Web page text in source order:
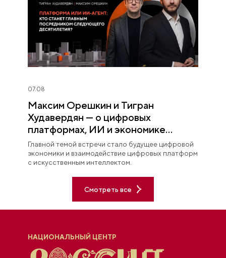
07.08
Максим Орешкин и Тигран
Худавердян — о цифровых
платформах, ИИ и экономике
будущего
Главной темой встречи стало будущее цифровой
экономики и взаимодействие цифровых платформ
с искусственным интеллектом.
Смотреть все
НАЦИОНАЛЬНЫЙ ЦЕНТР